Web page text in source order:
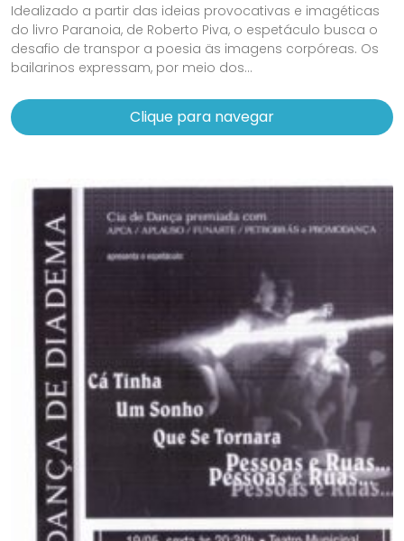
Idealizado a partir das ideias provocativas e imagéticas
do livro Paranoia, de Roberto Piva, o espetáculo busca o
desafio de transpor a poesia äs imagens corpóreas. Os
bailarinos expressam, por meio dos...
Clique para navegar